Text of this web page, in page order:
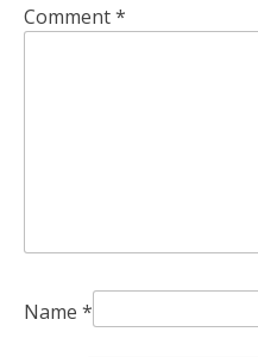
Comment*
Name *